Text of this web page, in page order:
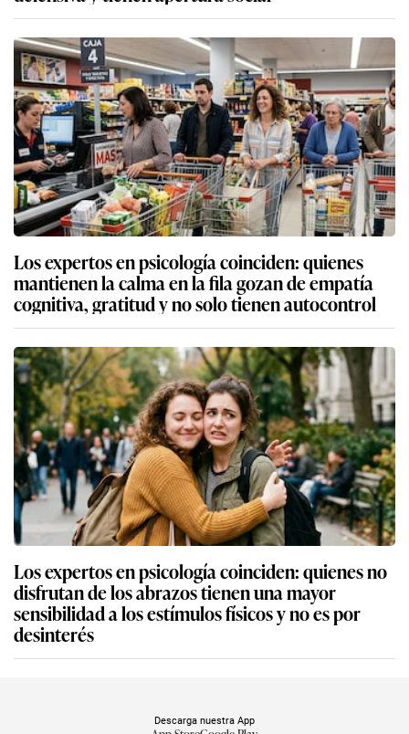
Los expertos en psicología coinciden: quienes
mantienen la calma en la fila gozan de empatía
cognitiva, gratitud y no solo tienen autocontrol
Los expertos en psicología coinciden: quienes no
disfrutan de los abrazos tienen una mayor
sensibilidad a los estímulos físicos y no es por
desinterés
Descarga nuestra App